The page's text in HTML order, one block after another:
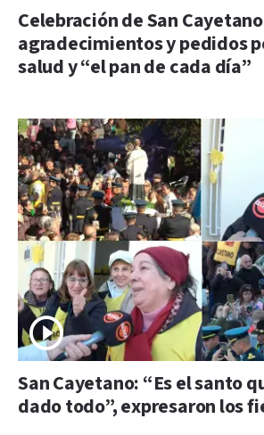
Celebración de San
agradecimientos y pedidos
salud y “el pan de cada día”
San Cayetano: “Es el santo
dado todo”, expresaron los